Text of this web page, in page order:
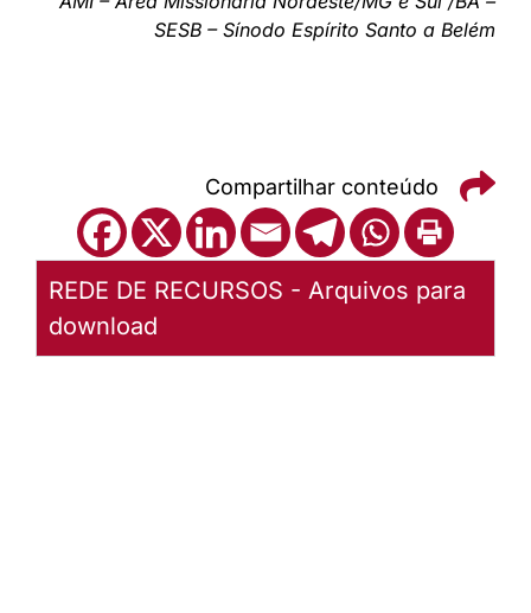
SESB – Sínodo Espírito Santo a Belém
Compartilhar conteúdo
REDE DE RECURSOS - Arquivos para
download